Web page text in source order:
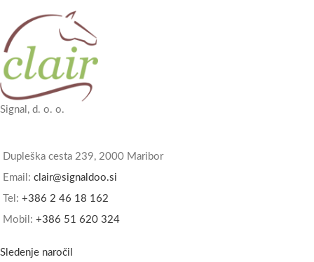
Signal, d. o. o.
Dupleška cesta 239, 2000 Maribor
Email: clair@signaldoo.si
Tel: +386 2 46 18 162
Mobil: +386 51 620 324
Sledenje naročil